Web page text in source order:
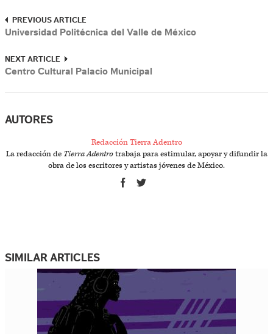
PREVIOUS ARTICLE
Universidad Politécnica del Valle de México
NEXT ARTICLE
Centro Cultural Palacio Municipal
AUTORES
Redacción Tierra Adentro
La redacción de Tierra Adentrotrabaja para estimular, apoyar y difundir la
obra de los escritores y artistas jóvenes de México.
SIMILAR ARTICLES